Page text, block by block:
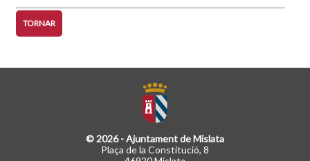
TORNAR
© 2026 - Ajuntament de Mislata
Plaça de la Constitució, 8